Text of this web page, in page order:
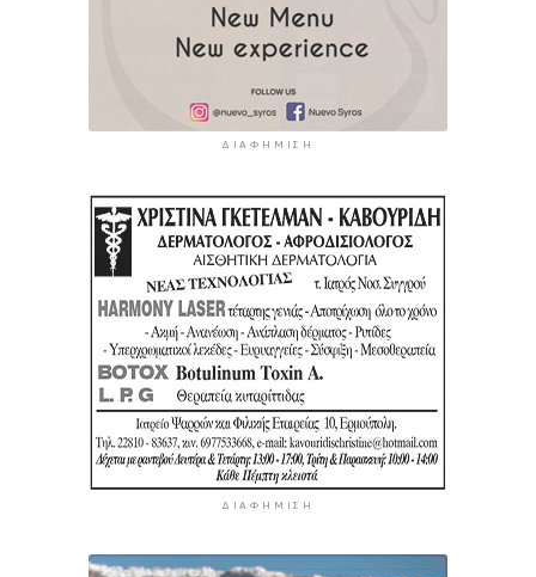
ΔΙΑΦΉΜΙΣΗ
ΔΙΑΦΉΜΙΣΗ